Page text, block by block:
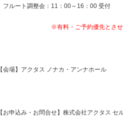
フルート調整会：11：00～16：00 受付
※有料・ご予約優先とさ
【会場】アクタス ノナカ・アンナホール
【お申込み・お問合せ】株式会社アクタス セ